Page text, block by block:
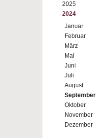
2025
2024
Januar
Februar
März
Mai
Juni
Juli
August
September
Oktober
November
Dezember